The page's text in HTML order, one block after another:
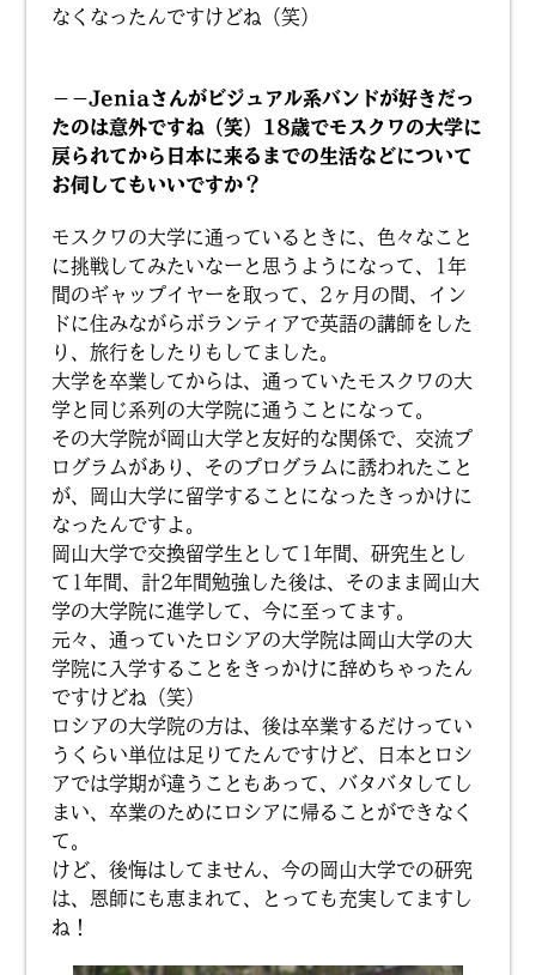
なくなったんですけどね（笑）
－－Jeniaさんがビジュアル系バンドが好きだっ
たのは意外ですね（笑）18歳でモスクワの大学に
戻られてから日本に来るまでの生活などについて
お伺してもいいですか？
モスクワの大学に通っているときに、色々なこと
に挑戦してみたいなーと思うようになって、1年
間のギャップイヤーを取って、2ヶ月の間、イン
ドに住みながらボランティアで英語の講師をした
り、旅行をしたりもしてました。
大学を卒業してからは、通っていたモスクワの大
学と同じ系列の大学院に通うことになって。
その大学院が岡山大学と友好的な関係で、交流プ
ログラムがあり、そのプログラムに誘われたこと
が、岡山大学に留学することになったきっかけに
なったんですよ。
岡山大学で交換留学生として1年間、研究生とし
て1年間、計2年間勉強した後は、そのまま岡山大
学の大学院に進学して、今に至ってます。
元々、通っていたロシアの大学院は岡山大学の大
学院に入学することをきっかけに辞めちゃったん
ですけどね（笑）
ロシアの大学院の方は、後は卒業するだけってい
うくらい単位は足りてたんですけど、日本とロシ
アでは学期が違うこともあって、バタバタしてし
まい、卒業のためにロシアに帰ることができなく
て。
けど、後悔はしてません、今の岡山大学での研究
は、恩師にも恵まれて、とっても充実してますし
ね！